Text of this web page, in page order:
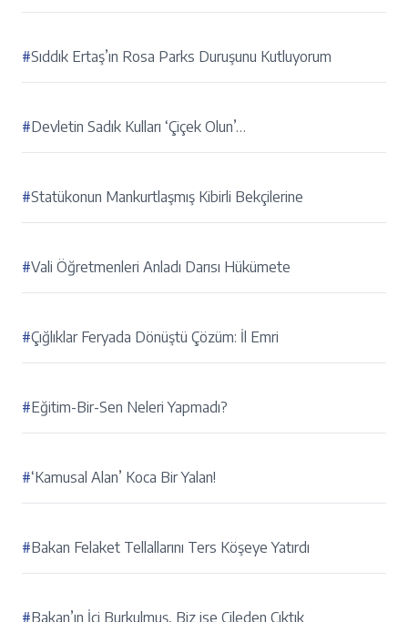
#Sıddık Ertaş’ın Rosa Parks Duruşunu Kutluyorum
#Devletin Sadık Kulları ‘Çiçek Olun’…
#Statükonun Mankurtlaşmış Kibirli Bekçilerine
#Vali Öğretmenleri Anladı Darısı Hükümete
#Çığlıklar Feryada Dönüştü Çözüm: İl Emri
#Eğitim-Bir-Sen Neleri Yapmadı?
#‘Kamusal Alan’ Koca Bir Yalan!
#Bakan Felaket Tellallarını Ters Köşeye Yatırdı
#Bakan’ın İçi Burkulmuş, Biz ise Çileden Çıktık